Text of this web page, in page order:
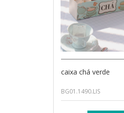
caixa chá verde
BG01.1490.LIS